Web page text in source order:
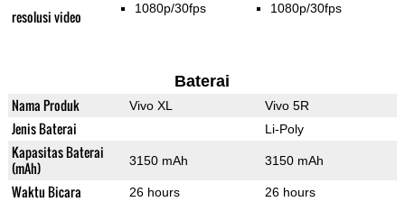
resolusi video 1080p/30fps 1080p/30fps
Baterai
Nama Produk Vivo XL Vivo 5R
Jenis Baterai Li-Poly
Kapasitas Baterai
(mAh)
3150 mAh 3150 mAh
Waktu Bicara 26 hours 26 hours